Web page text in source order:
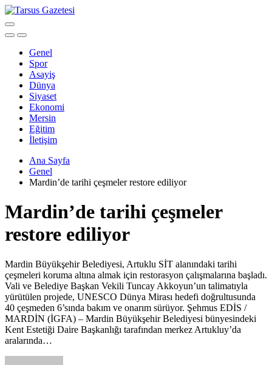
Genel
Spor
Asayiş
Dünya
Siyaset
Ekonomi
Mersin
Eğitim
İletişim
Ana Sayfa
Genel
Mardin’de tarihi çeşmeler restore ediliyor
Mardin’de tarihi çeşmeler
restore ediliyor
Mardin Büyükşehir Belediyesi, Artuklu SİT alanındaki tarihi
çeşmeleri koruma altına almak için restorasyon çalışmalarına başladı.
Vali ve Belediye Başkan Vekili Tuncay Akkoyun’un talimatıyla
yürütülen projede, UNESCO Dünya Mirası hedefi doğrultusunda
40 çeşmeden 6’sında bakım ve onarım sürüyor. Şehmus EDİS /
MARDİN (İGFA) – Mardin Büyükşehir Belediyesi bünyesindeki
Kent Estetiği Daire Başkanlığı tarafından merkez Artukluy’da
aralarında…